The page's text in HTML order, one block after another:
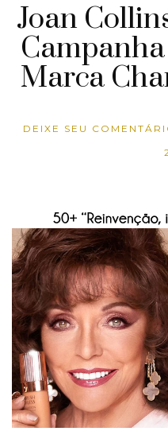
Joan
Marca
DEIXE SEU